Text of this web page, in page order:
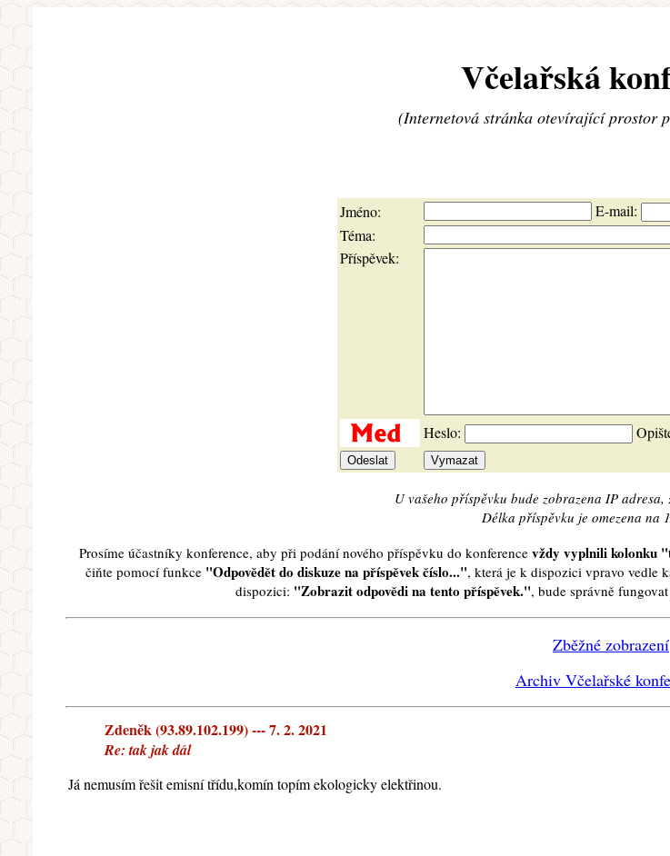
Včelařská
(Internetová stránka otevírající prostor
Jméno:
E-mail:
Téma:
Příspěvek:
Heslo:
U vašeho příspěvku bude zobrazena IP adresa,
Délka příspěvku je omezena na
Prosíme účastníky konference, aby při podání nového příspěvku do konference vždy vyplnili kolonku
čiňte pomocí funkce "Odpovědět do diskuze na příspěvek číslo...", která je k dispozici vpravo vedle
dispozici: "Zobrazit odpovědi na tento příspěvek.", bude správně
Zběžné zobrazení
Archiv Včelařské
Zdeněk (93.89.102.199) --- 7. 2. 2021
Re: tak jak dál
Já nemusím řešit emisní třídu,komín topím ekologicky elektřinou.